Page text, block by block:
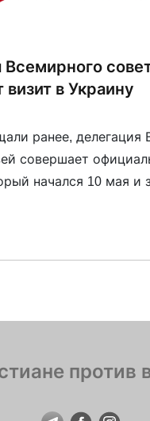
в Украину
ранее, делегация
совершает
начался 10 мая и
Бедфорд-
против